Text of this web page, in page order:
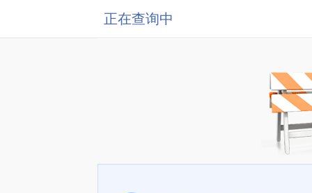
正在查询中